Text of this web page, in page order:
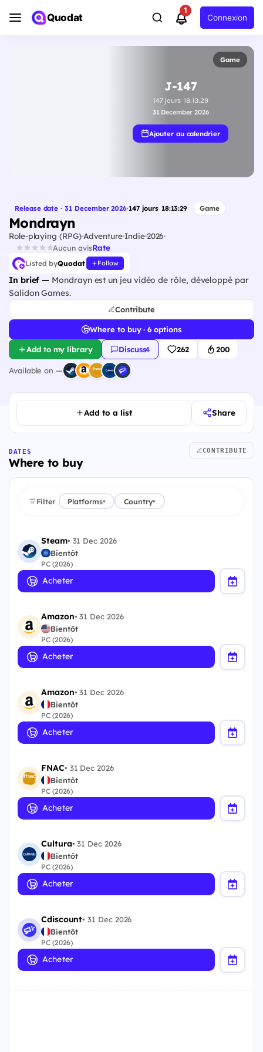
Quodat
1
Connexion
Game
J-147
147jours 18:13:28
31 December 2026
Ajouter au calendrier
Release date · 31 December 2026·147 jours 18:13:28 Game
Mondrayn
Role-playing (RPG)Adventure Indie2026
Aucun avisRate
Listed byQuodat Follow
In brief — Mondrayn est un jeu vidéo de rôle, développé par
Salidon Games.
Contribute
Where to buy · 6 options
Add to my library Discuss·4 262 200
Available on —
Add to a list Share
DATES
Where to buy
CONTRIBUTE
Filter Platforms▾ Country▾
Steam• 31 Dec 2026
Bientôt
PC (2026)
Acheter
Amazon•31 Dec 2026
Bientôt
PC (2026)
Acheter
Amazon•31 Dec 2026
Bientôt
PC (2026)
Acheter
FNAC• 31 Dec 2026
Bientôt
PC (2026)
Acheter
Cultura•31 Dec 2026
Bientôt
PC (2026)
Acheter
Cdiscount•31 Dec 2026
Bientôt
PC (2026)
Acheter